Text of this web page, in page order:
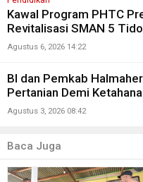
Kawal Program PHTC
Revitalisasi SMAN 5
Agustus 6, 2026 14:22
BI dan Pemkab
Pertanian Demi
Agustus 3, 2026 08:42
Baca Juga